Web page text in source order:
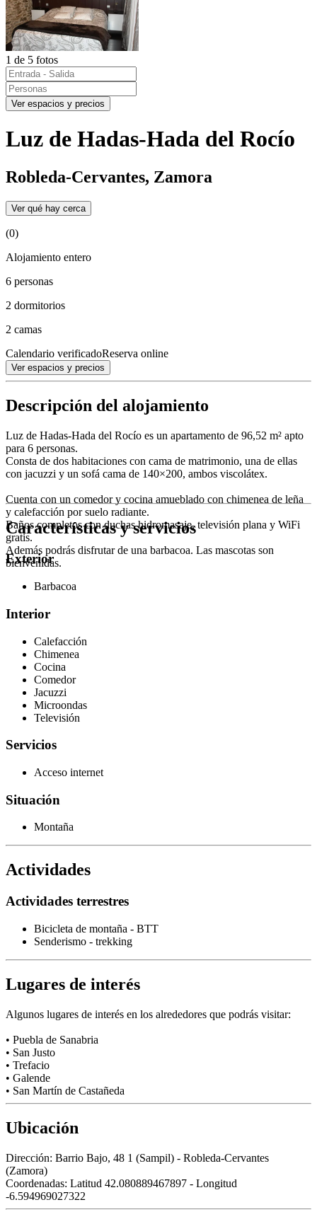
1 de 5 fotos
Ver espacios y precios
Luz de Hadas-Hada del Rocío
Robleda-Cervantes, Zamora
Ver qué hay cerca
(0)
Alojamiento entero
6 personas
2 dormitorios
2 camas
Calendario verificadoReserva online
Ver espacios y precios
Descripción del alojamiento
Luz de Hadas-Hada del Rocío es un apartamento de 96,52 m² apto
para 6 personas.
Consta de dos habitaciones con cama de matrimonio, una de ellas
con jacuzzi y un sofá cama de 140×200, ambos viscolátex.
Cuenta con un comedor y cocina amueblado con chimenea de leña
y calefacción por suelo radiante.
Baños completos con duchas hidromasaje, televisión plana y WiFi
gratis.
Además podrás disfrutar de una barbacoa. Las mascotas son
bienvenidas.
Características y servicios
Exterior
Barbacoa
Interior
Calefacción
Chimenea
Cocina
Comedor
Jacuzzi
Microondas
Televisión
Servicios
Acceso internet
Situación
Montaña
Actividades
Actividades terrestres
Bicicleta de montaña - BTT
Senderismo - trekking
Lugares de interés
Algunos lugares de interés en los alrededores que podrás visitar:
• Puebla de Sanabria
• San Justo
• Trefacio
• Galende
• San Martín de Castañeda
Ubicación
Dirección: Barrio Bajo, 48 1 (Sampil) - Robleda-Cervantes
(Zamora)
Coordenadas: Latitud 42.080889467897 - Longitud
-6.594969027322